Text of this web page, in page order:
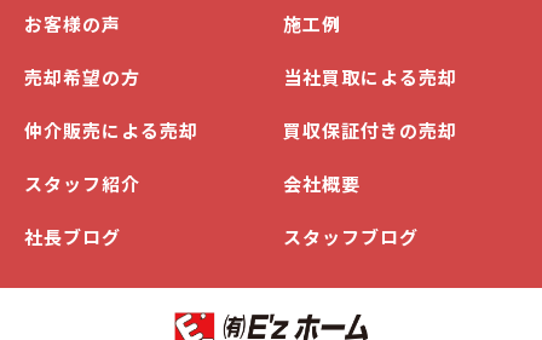
お客様の声 施工例
売却希望の方 当社買取による売却
仲介販売による売却 買収保証付きの売却
スタッフ紹介 会社概要
社長ブログ スタッフブログ